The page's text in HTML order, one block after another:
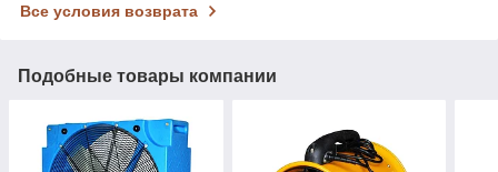
Все условия возврата
Подобные товары компании